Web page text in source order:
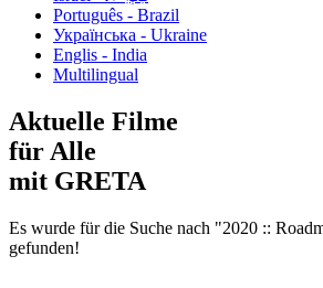
Português - Brazil
Українська - Ukraine
Englis - India
Multilingual
Aktuelle Filme
für Alle
mit GRETA
Es wurde für die Suche nach "2020 ::
gefunden!